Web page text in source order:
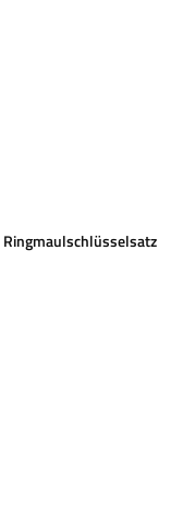
Ringmaulschlüsselsatz